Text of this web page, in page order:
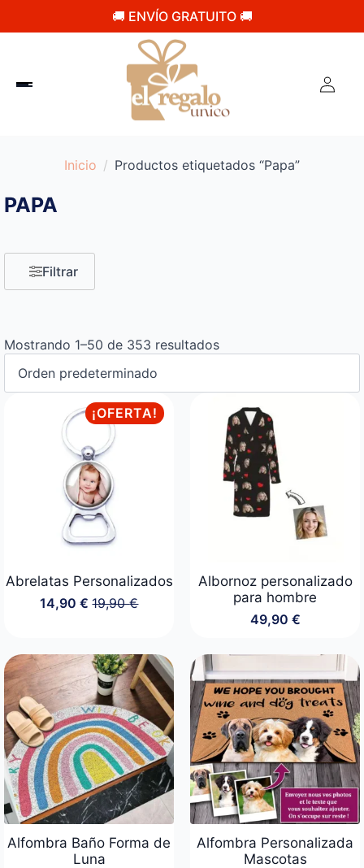
🚚 ENVÍO GRATUITO 🚚
Inicio Productos etiquetados “Papa”
PAPA
Filtrar
Mostrando 1–50 de 353 resultados
¡OFERTA!
Abrelatas Personalizados
19,90€
El
era:
19,90 €.
14,90 € El
es:
14,90 €.
Albornoz personalizado
para hombre
49,90 €
Alfombra Baño Forma de
Luna
Alfombra Personalizada
Mascotas